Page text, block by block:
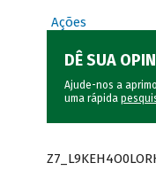
Ações
DÊ SUA
Ajude-nos a
uma rápida